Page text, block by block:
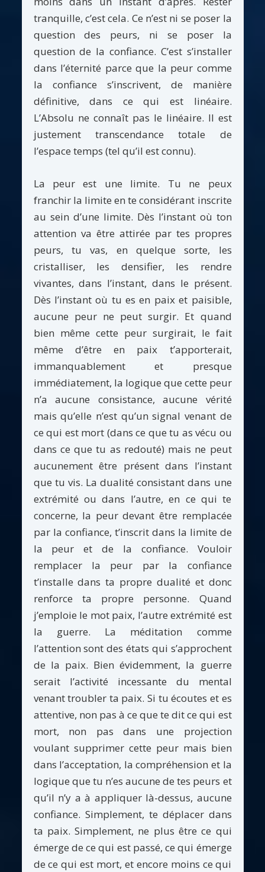
tranquille, c’est cela. Ce n’est ni se poser la
question des peurs, ni se poser la
question de la confiance. C’est s’installer
dans l’éternité parce que la peur comme
la confiance s’inscrivent, de manière
définitive, dans ce qui est linéaire.
L’Absolu ne connaît pas le linéaire. Il est
justement transcendance totale de
l’espace temps (tel qu’il est connu).
La peur est une limite. Tu ne peux
franchir la limite en te considérant inscrite
au sein d’une limite. Dès l’instant où ton
attention va être attirée par tes propres
peurs, tu vas, en quelque sorte, les
cristalliser, les densifier, les rendre
vivantes, dans l’instant, dans le présent.
Dès l’instant où tu es en paix et paisible,
aucune peur ne peut surgir. Et quand
bien même cette peur surgirait, le fait
même d’être en paix t’apporterait,
immanquablement et presque
immédiatement, la logique que cette peur
n’a aucune consistance, aucune vérité
mais qu’elle n’est qu’un signal venant de
ce qui est mort (dans ce que tu as vécu ou
dans ce que tu as redouté) mais ne peut
aucunement être présent dans l’instant
que tu vis. La dualité consistant dans une
extrémité ou dans l’autre, en ce qui te
concerne, la peur devant être remplacée
par la confiance, t’inscrit dans la limite de
la peur et de la confiance. Vouloir
remplacer la peur par la confiance
t’installe dans ta propre dualité et donc
renforce ta propre personne. Quand
j’emploie le mot paix, l’autre extrémité est
la guerre. La méditation comme
l’attention sont des états qui s’approchent
de la paix. Bien évidemment, la guerre
serait l’activité incessante du mental
venant troubler ta paix. Si tu écoutes et es
attentive, non pas à ce que te dit ce qui est
mort, non pas dans une projection
voulant supprimer cette peur mais bien
dans l’acceptation, la compréhension et la
logique que tu n’es aucune de tes peurs et
qu’il n’y a à appliquer là-dessus, aucune
confiance. Simplement, te déplacer dans
ta paix. Simplement, ne plus être ce qui
émerge de ce qui est passé, ce qui émerge
de ce qui est mort, et encore moins ce qui